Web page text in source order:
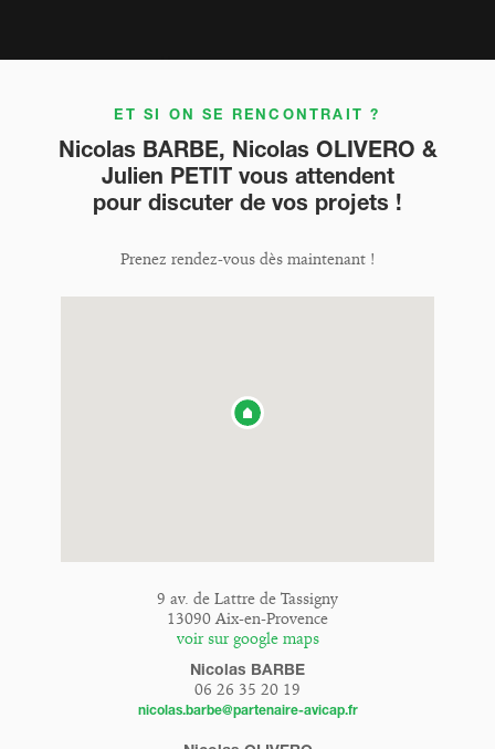
ET SI ON SE RENCONTRAIT ?
Nicolas BARBE, Nicolas OLIVERO &
Julien PETIT vous attendent
pour discuter de vos projets !
Prenez rendez-vous dès maintenant !
9 av. de Lattre de Tassigny
13090 Aix-en-Provence
voir sur google maps
Nicolas BARBE
06 26 35 20 19
nicolas.barbe@partenaire-avicap.fr